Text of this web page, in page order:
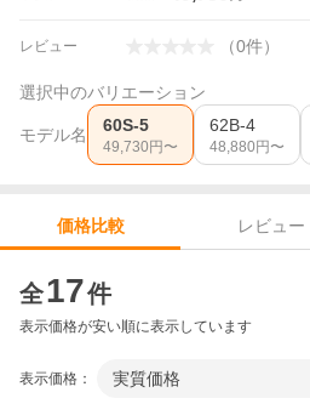
レビュー （0件）
選択中のバリエーション
モデル名 60S-5
49,730 円〜
62B-4
48,880 円〜
価格比較 レビュー
全17件
表示価格が安い順に表示しています
表示価格： 実質価格